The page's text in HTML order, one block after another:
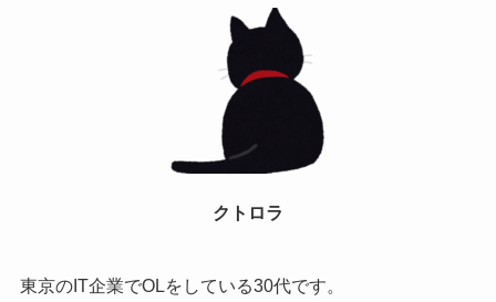
クトロラ
東京のIT企業でOLをしている30代です。